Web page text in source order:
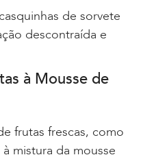
de sorvete
descontraída e
à Mousse de
frutas frescas, como
mistura da mousse